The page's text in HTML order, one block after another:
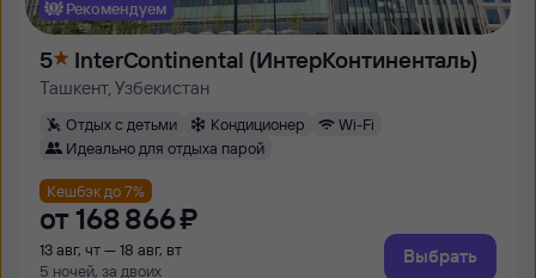
Рекомендуем
5 InterContinental (ИнтерКонтиненталь)
Ташкент, Узбекистан
Отдых с детьми Кондиционер
Wi-Fi
Идеально для отдыха парой
Кешбэк до 7%
от 168 ⁠866 ⁠₽
13 авг, чт — 18 авг, вт
5 ночей, за двоих
Выбрать